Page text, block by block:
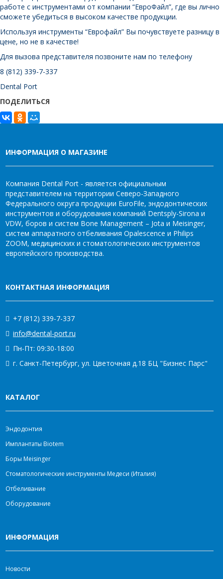
работе с инструментами от компании “ЕвроФайл”, где вы лично
сможете убедиться в высоком качестве продукции.
Используя инструменты “Еврофайл” Вы почувствуете разницу в
цене, но не в качестве!
Для вызова представителя позвоните нам по телефону
8 (812) 339-7-337
Dental Port
ПОДЕЛИТЬСЯ
ИНФОРМАЦИЯ О МАГАЗИНЕ
Компания Dental Port - является официальным
представителем на территории Северо-Западного
Федерального округа продукции EuroFile, эндодонтических
инструментов и оборудования компаний Dentsply-Sirona и
VDW, боров и систем Bone Management – Jota и Meisinger,
систем аппаратного отбеливания Opalescence и Philips
ZOOM, медицинских и стоматологических инструментов
европейского производства.
КОНТАКТНАЯ ИНФОРМАЦИЯ
+7 (812) 339-7-337
info@dental-port.ru
Пн-Пт: 09:30-18:00
г. Санкт-Петербург, ул. Цветочная д.18 БЦ "Бизнес Парс"
КАТАЛОГ
Эндодонтия
Имплантаты Biotem
Боры Meisinger
Стоматологические инструменты Медеси (Италия)
Отбеливание
Оборудование
ИНФОРМАЦИЯ
Новости